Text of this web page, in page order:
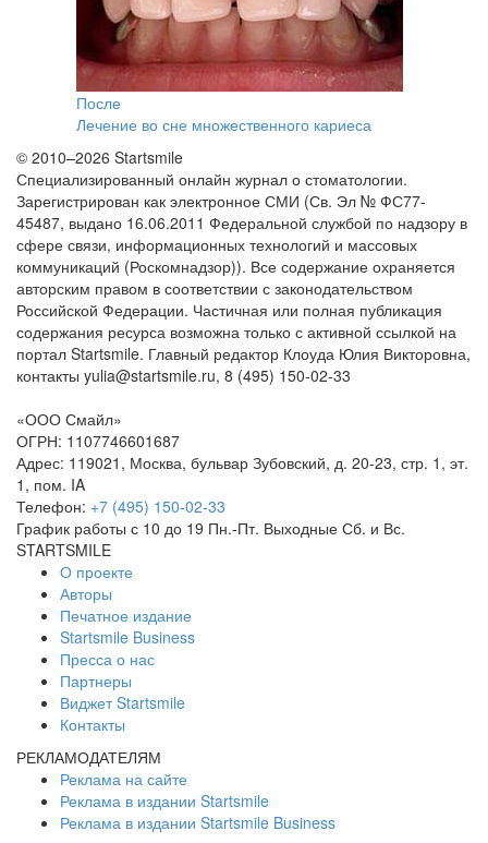
После
Лечение во сне множественного кариеса
© 2010–2026 Startsmile
Специализированный онлайн журнал о стоматологии.
Зарегистрирован как электронное СМИ (Св. Эл № ФС77-
45487, выдано 16.06.2011 Федеральной службой по надзору в
сфере связи, информационных технологий и массовых
коммуникаций (Роскомнадзор)). Все содержание охраняется
авторским правом в соответствии с законодательством
Российской Федерации. Частичная или полная публикация
содержания ресурса возможна только с активной ссылкой на
портал Startsmile. Главный редактор Клоуда Юлия Викторовна,
контакты yulia@startsmile.ru, 8 (495) 150-02-33
«ООО Смайл»
ОГРН: 1107746601687
Адрес: 119021 , Москва, бульвар Зубовский, д. 20-23, стр. 1, эт.
1, пом. IA
Телефон: +7 (495) 150-02-33
График работы с 10 до 19 Пн.-Пт. Выходные Сб. и Вс.
STARTSMILE
О проекте
Авторы
Печатное издание
Startsmile Business
Пресса о нас
Партнеры
Виджет Startsmile
Контакты
РЕКЛАМОДАТЕЛЯМ
Реклама на сайте
Реклама в издании Startsmile
Реклама в издании Startsmile Business